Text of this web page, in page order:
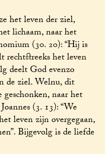
het leven der ziel,
lichaam, naar het
(30. 20): “Hij is
rechtstreeks het leven
deelt God evenzo
de ziel. Welnu, dit
naar het
(3. 13): “We
leven zijn overgegaan,
Bijgevolg is de liefde